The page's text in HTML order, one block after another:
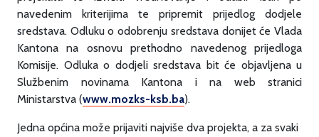
navedenim kriterijima te pripremit prijedlog dodjele
sredstava. Odluku o odobrenju sredstava donijet će Vlada
Kantona na osnovu prethodno navedenog prijedloga
Komisije. Odluka o dodjeli sredstava bit će objavljena u
Službenim novinama Kantona i na web stranici
Ministarstva (www.mozks-ksb.ba).
Jedna općina može prijaviti najviše dva projekta, a za svaki